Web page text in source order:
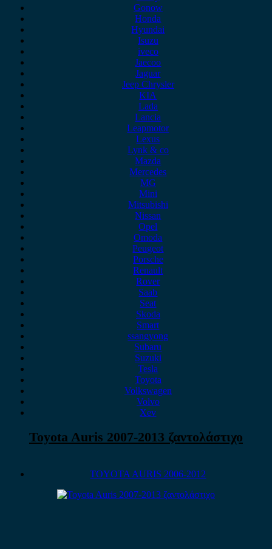
Gonow
Honda
Hyundai
Isuzu
iveco
Jaecoo
Jaguar
Jeep Chrysler
KIA
Lada
Lancia
Leapmotor
Lexus
Lynk & co
Mazda
Mercedes
MG
Mini
Mitsubishi
Nissan
Opel
Omoda
Peugeot
Porsche
Renault
Rover
Saab
Seat
Skoda
Smart
ssangyong
Subaru
Suzuki
Tesla
Toyota
Volkswagen
Volvo
Xev
Toyota Auris 2007-2013 ζαντολάστιχο
TOYOTA AURIS 2006-2012